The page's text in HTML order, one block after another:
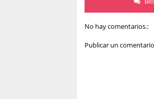
No hay comentarios.:
Publicar un comentario